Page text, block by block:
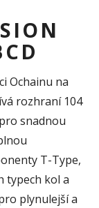
Ochainu na
rozhraní 104
snadnou
T-Type,
typech kol a
plynulejší a